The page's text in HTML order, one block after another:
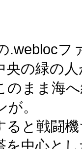
.weblocフ
の緑の人
まま海
。
と戦闘機
中心とし